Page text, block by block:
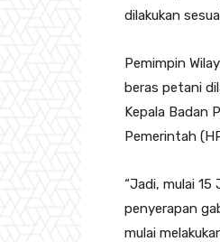
dilakukan
Pemimpin
beras petani
Kepala Badan
Pemerintah
“Jadi, mulai 15
penyerapan
mulai